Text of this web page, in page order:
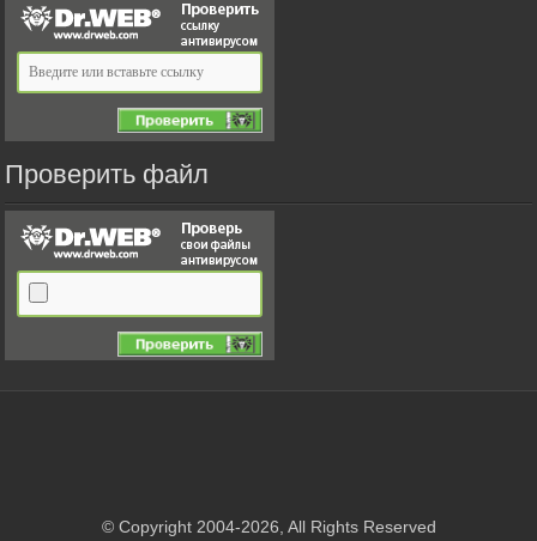
Проверить файл
© Copyright 2004-2026, All Rights Reserved